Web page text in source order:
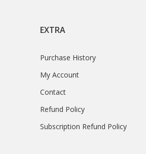
EXTRA
Purchase History
My Account
Contact
Refund Policy
Subscription Refund Policy